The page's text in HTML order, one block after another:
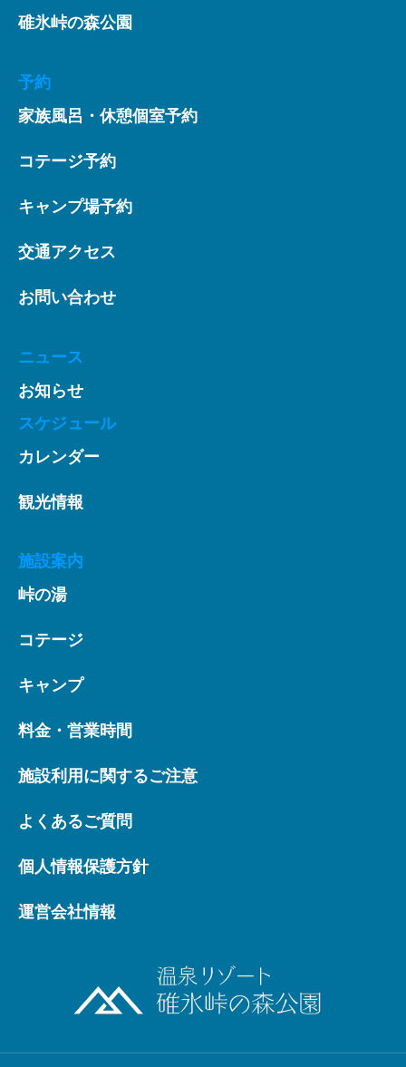
碓氷峠の森公園
予約
家族風呂・休憩個室予約
コテージ予約
キャンプ場予約
交通アクセス
お問い合わせ
ニュース
お知らせ
スケジュール
カレンダー
観光情報
施設案内
峠の湯
コテージ
キャンプ
料金・営業時間
施設利用に関するご注意
よくあるご質問
個人情報保護方針
運営会社情報